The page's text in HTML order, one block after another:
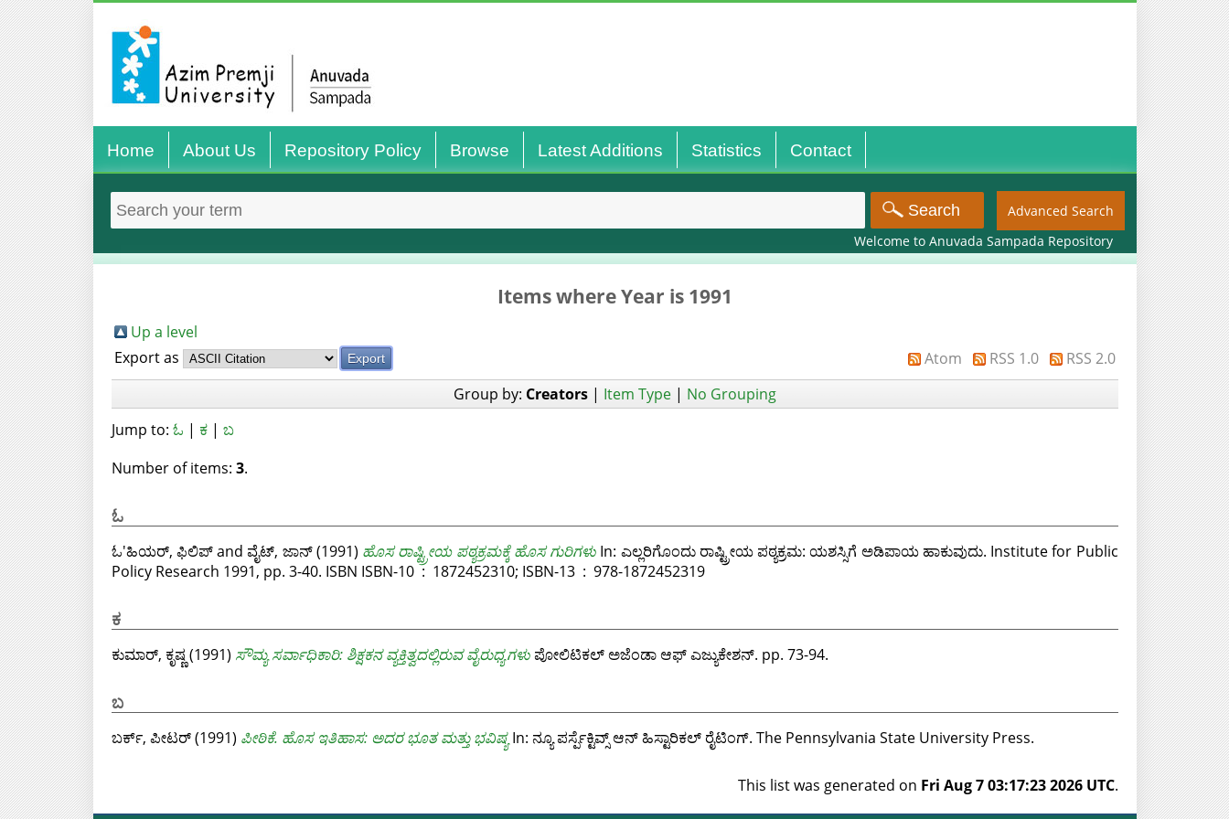
Home About Us Repository Policy Browse Latest Additions Statistics Contact
Advanced Search
Welcome to Anuvada Sampada Repository
Items where Year is 1991
Up a level
Export as
Atom RSS 1.0
RSS 2.0
Group by: Creators| Item Type| No Grouping
Jump to: ಓ | ಕ| ಬ
Number of items: 3.
ಓ
ಓ'ಹಿಯರ್, ಫಿಲಿಪ್andವೈಟ್, ಜಾನ್(1991) ಹೊಸ ರಾಷ್ಟ್ರೀಯ ಪಠ್ಯಕ್ರಮಕ್ಕೆ ಹೊಸ ಗುರಿಗಳು In: ಎಲ್ಲರಿಗೊಂದು ರಾಷ್ಟ್ರೀಯ ಪಠ್ಯಕ್ರಮ: ಯಶಸ್ಸಿಗೆ ಅಡಿಪಾಯ ಹಾಕುವುದು. Institute for Public
Policy Research 1991, pp. 3-40. ISBN ISBN-10 ‏ : ‎ 1872452310; ISBN-13 ‏ : ‎ 978-1872452319
ಕ
ಕುಮಾರ್, ಕೃಷ್ಣ (1991) ಸೌಮ್ಯ ಸರ್ವಾಧಿಕಾರಿ: ಶಿಕ್ಷಕನ ವ್ಯಕ್ತಿತ್ವದಲ್ಲಿರುವ ವೈರುಧ್ಯಗಳುಪೋಲಿಟಿಕಲ್ ಅಜೆಂಡಾ ಆಫ್ ಎಜ್ಯುಕೇಶನ್. pp. 73-94.
ಬ
ಬರ್ಕ್, ಪೀಟರ್(1991) ಪೀಠಿಕೆ. ಹೊಸ ಇತಿಹಾಸ: ಅದರ ಭೂತ ಮತ್ತು ಭವಿಷ್ಯIn: ನ್ಯೂ ಪರ್ಸ್ಪೆಕ್ಟಿವ್ಸ್ ಆನ್ ಹಿಸ್ಟಾರಿಕಲ್ ರೈಟಿಂಗ್. The Pennsylvania State University Press.
This list was generated on Fri Aug 7 03:17:23 2026 UTC.